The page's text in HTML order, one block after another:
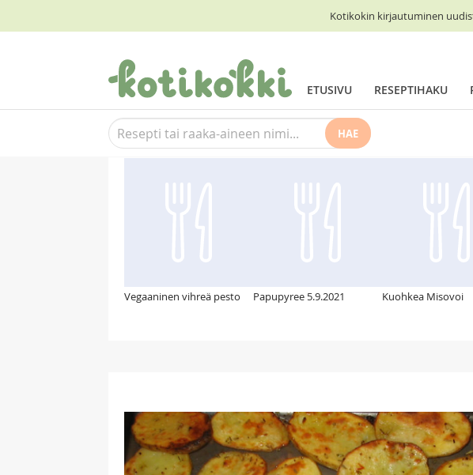
Kotikokin kirjautuminen
ETUSIVU RESEPTIHAKU
HAE
Suosittelemme myös
Vegaaninen vihreä pesto Papupyree 5.9.2021 Kuohkea Misovoi